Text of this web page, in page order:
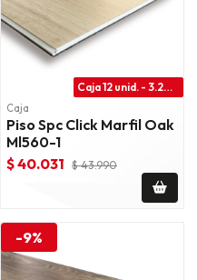
Caja 12 unid. - 3.28 m2
Caja
Piso Spc Click Marfil Oak
Ml560-1
$ 40.031 $ 43.990
-9%